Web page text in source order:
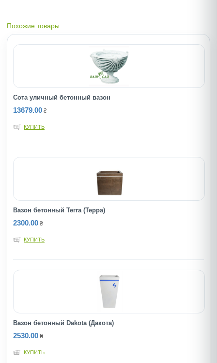
Похожие товары
Сота уличный бетонный вазон
13679.00 ₴
КУПИТЬ
Вазон бетонный Terra (Терра)
2300.00 ₴
КУПИТЬ
Вазон бетонный Dakota (Дакота)
2530.00 ₴
КУПИТЬ